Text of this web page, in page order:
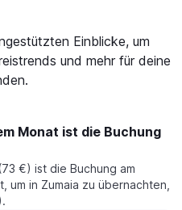
Einblicke, um
und mehr für deine
Monat ist die Buchung
€) ist die Buchung am
in Zumaia zu übernachten,